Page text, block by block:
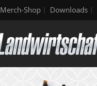
Merch-Shop Downloads